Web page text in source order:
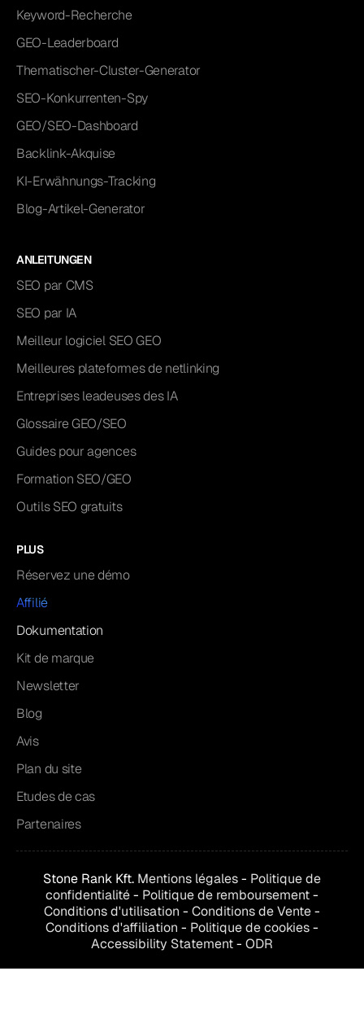
Keyword-Recherche
GEO-Leaderboard
Thematischer-Cluster-Generator
SEO-Konkurrenten-Spy
GEO/SEO-Dashboard
Backlink-Akquise
KI-Erwähnungs-Tracking
Blog-Artikel-Generator
ANLEITUNGEN
SEO par CMS
SEO par IA
Meilleur logiciel SEO GEO
Meilleures plateformes de netlinking
Entreprises leadeuses des IA
Glossaire GEO/SEO
Guides pour agences
Formation SEO/GEO
Outils SEO gratuits
PLUS
Réservez une démo
Affilié
Dokumentation
Kit de marque
Newsletter
Blog
Avis
Plan du site
Etudes de cas
Partenaires
Stone Rank Kft. Mentions légales- Politique de
confidentialité- Politique de remboursement-
Conditions d'utilisation - Conditions deVente-
Conditions d'affiliation - Politique de cookies-
Accessibility Statement- ODR